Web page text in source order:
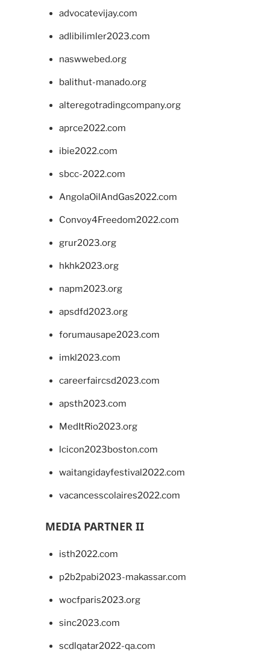
advocatevijay.com
adlibilimler2023.com
naswwebed.org
balithut-manado.org
alteregotradingcompany.org
aprce2022.com
ibie2022.com
sbcc-2022.com
AngolaOilAndGas2022.com
Convoy4Freedom2022.com
grur2023.org
hkhk2023.org
napm2023.org
apsdfd2023.org
forumausape2023.com
imkl2023.com
careerfaircsd2023.com
apsth2023.com
MedItRio2023.org
lcicon2023boston.com
waitangidayfestival2022.com
vacancesscolaires2022.com
MEDIA PARTNER II
isth2022.com
p2b2pabi2023-makassar.com
wocfparis2023.org
sinc2023.com
scdlqatar2022-qa.com